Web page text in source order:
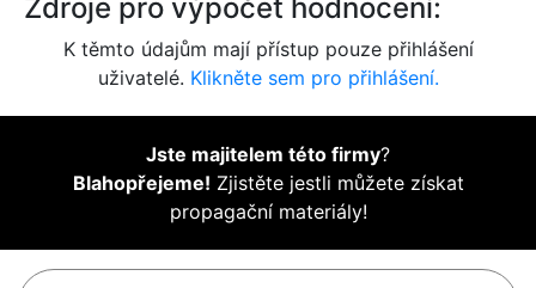
Zdroje pro výpočet hodnocení:
K těmto údajům mají přístup pouze přihlášení
uživatelé. Klikněte sem pro přihlášení.
Jste majitelem této firmy?
Blahopřejeme! Zjistěte jestli můžete získat
propagační materiály!